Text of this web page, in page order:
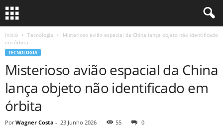
Início Tecnologia
Misterioso avião espacial da China lança objeto não identificado
em órbita
TECNOLOGIA
Misterioso avião espacial da China
lança objeto não identificado em
órbita
Por Wagner Costa - 23 Junho 2026 55 0